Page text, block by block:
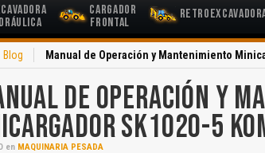
Cargador
Frontal
Blog Manual de Operación y Mantenimiento
DE OPERACIÓN Y
SK1020-5
en MAQUINARIA PESADA